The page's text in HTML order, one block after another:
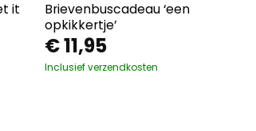
it
Brievenbuscadeau ‘een
opkikkertje’
€11,95
Inclusief verzendkosten